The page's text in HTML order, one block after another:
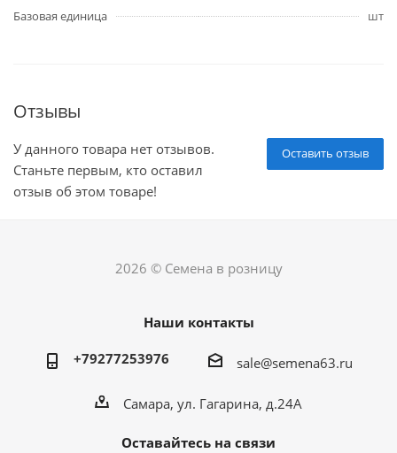
Базовая единица
шт
Отзывы
Оставить отзыв
У данного товара нет отзывов.
Станьте первым, кто оставил
отзыв об этом товаре!
2026 © Семена в розницу
Наши контакты
+79277253976 sale@semena63.ru
Самара, ул. Гагарина, д.24А
Оставайтесь на связи